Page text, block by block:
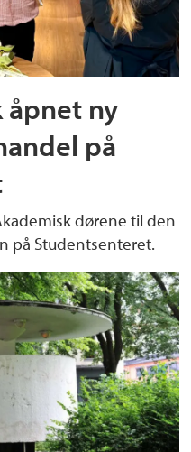
åpnet ny
på
dørene til den
på Studentsenteret.